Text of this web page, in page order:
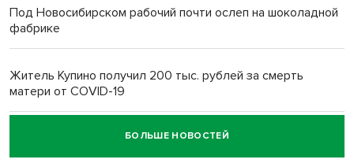
Под Новосибирском рабочий почти ослеп на шоколадной
фабрике
Житель Купино получил 200 тыс. рублей за смерть
матери от COVID-19
Новосибирский суд наказал водителя за смерть
пенсионерки на вокзале
БОЛЬШЕ НОВОСТЕЙ